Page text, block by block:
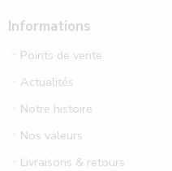
Informations
Points de vente
Actualités
Notre histoire
Nos valeurs
Livraisons & retours